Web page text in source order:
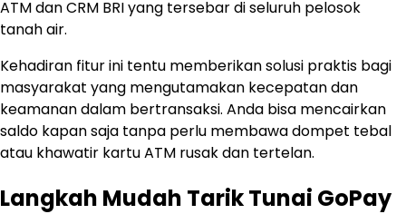
ATM dan CRM BRI yang tersebar di seluruh pelosok
tanah air.
Kehadiran fitur ini tentu memberikan solusi praktis bagi
masyarakat yang mengutamakan kecepatan dan
keamanan dalam bertransaksi. Anda bisa mencairkan
saldo kapan saja tanpa perlu membawa dompet tebal
atau khawatir kartu ATM rusak dan tertelan.
Langkah Mudah Tarik Tunai GoPay